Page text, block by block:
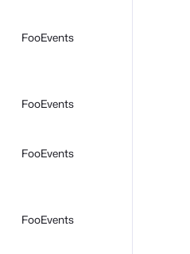
FooEvents
FooEvents
FooEvents
FooEvents